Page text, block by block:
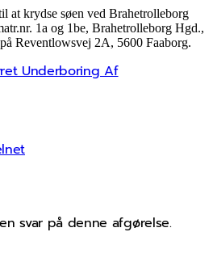
at krydse søen ved Brahetrolleborg
1a og 1be, Brahetrolleborg Hgd.,
Reventlowsvej 2A, 5600 Faaborg.
Underboring Af
svar på denne afgørelse.